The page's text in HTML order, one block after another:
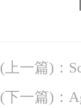
(上一篇) ：
(下一篇) ：